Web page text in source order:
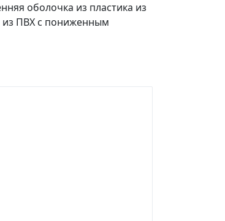
оболочка из пластика из
из ПВХ с пониженным